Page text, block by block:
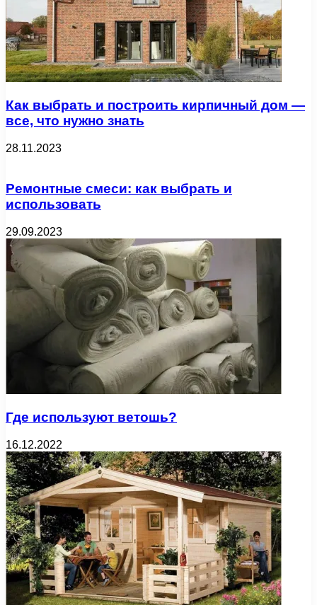
Как выбрать и построить кирпичный дом —
все, что нужно знать
28.11.2023
Ремонтные смеси: как выбрать и
использовать
29.09.2023
Где используют ветошь?
16.12.2022